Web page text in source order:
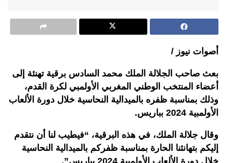
أصوات نيوز /
بعث صاحب الجلالة الملك محمد السادس برقية تهنئة إلى
أعضاء المنتخب الوطني المغربي الأولمبي لكرة القدم،
وذلك بمناسبة ظفره بالميدالية النحاسية خلال دورة الألعاب
الأولمبية 2024 بباريس.
وقال جلالة الملك، في هذه البرقية، “فيطيب لنا أن نتقدم
إليكم بتهانئنا الحارة بمناسبة ظفركم بالميدالية النحاسية
خلال دورة الألعاب الأولمبية 2024 بباريس”.